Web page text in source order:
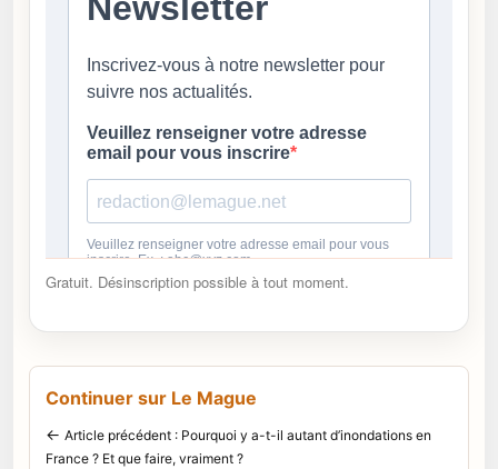
Gratuit. Désinscription possible à tout moment.
Continuer sur Le Mague
← Article précédent : Pourquoi y a-t-il autant d’inondations en
France ? Et que faire, vraiment ?